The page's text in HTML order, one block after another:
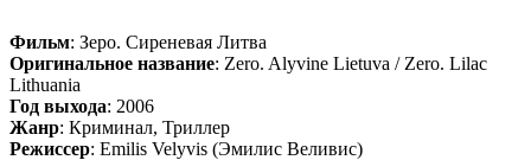
Фильм: Зеро. Сиреневая Литва
Оригинальное название: Zero. Alyvine Lietuva / Zero. Lilac
Lithuania
Год выхода: 2006
Жанр: Криминал, Триллер
Режиссер: Emilis Velyvis (Эмилис Веливис)